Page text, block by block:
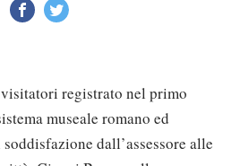
registrato nel primo
museale romano ed
dall’assessore alle